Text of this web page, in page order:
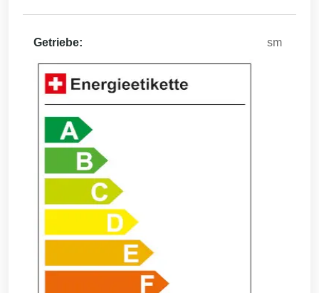
Getriebe: sm